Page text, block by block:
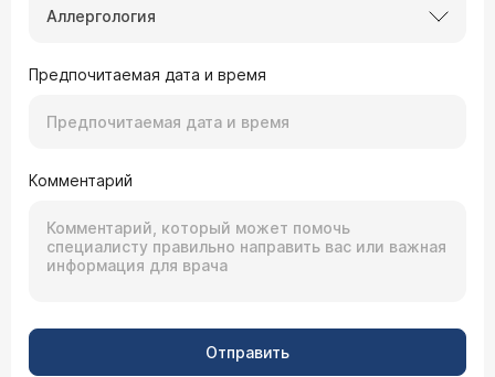
Аллергология
Предпочитаемая дата и время
Комментарий
Отправить